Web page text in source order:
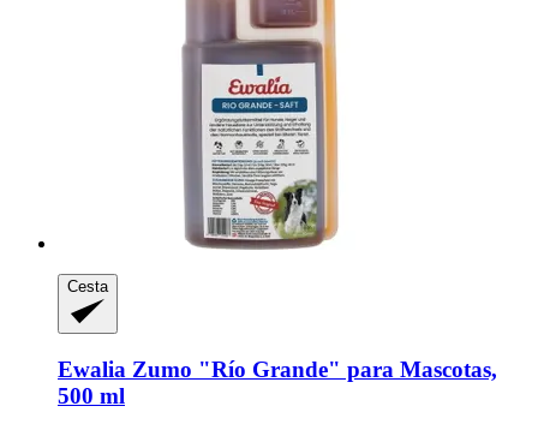
Cesta
Ewalia Zumo "Río Grande" para Mascotas,
500 ml